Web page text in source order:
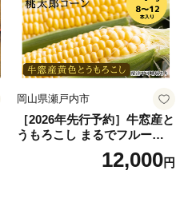
岡山県瀬戸内市
［2026年先行予約］牛窓産と
うもろこし まるでフルー
ツ！最高糖度25度超え 生で
甘い、茹でて美味い！ 黄色
12,000円